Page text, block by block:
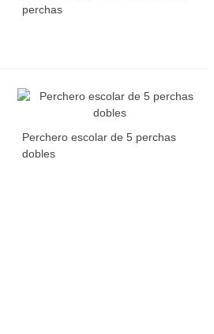
perchas
Perchero escolar de 5 perchas
dobles